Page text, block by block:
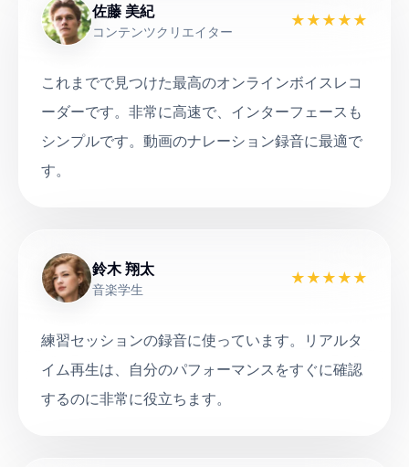
佐藤 美紀
コンテンツクリエイター
★ ★ ★ ★ ★
これまでで見つけた最高のオンラインボイスレコ
ーダーです。非常に高速で、インターフェースも
シンプルです。動画のナレーション録音に最適で
す。
鈴木 翔太
音楽学生
★ ★ ★ ★ ★
練習セッションの録音に使っています。リアルタ
イム再生は、自分のパフォーマンスをすぐに確認
するのに非常に役立ちます。